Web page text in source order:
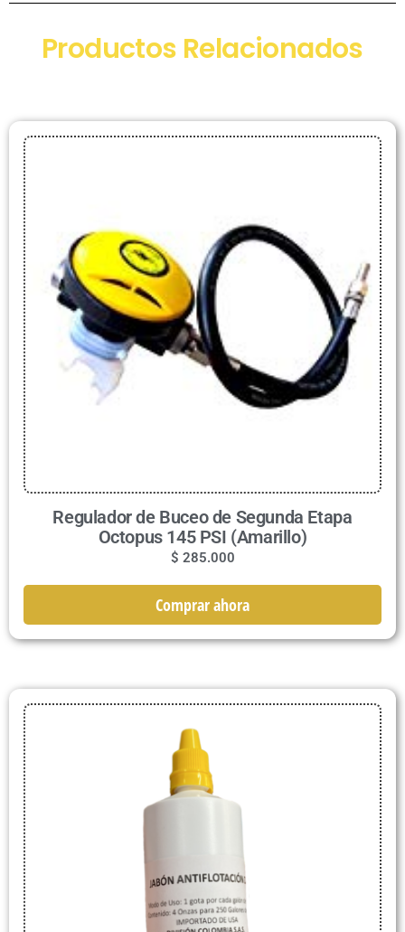
Productos Relacionados
Regulador de Buceo de Segunda Etapa
Octopus 145 PSI (Amarillo)
$ 285.000
Comprar ahora